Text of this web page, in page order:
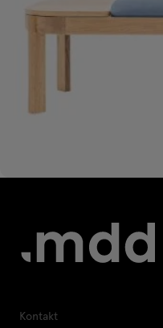
Kontakt